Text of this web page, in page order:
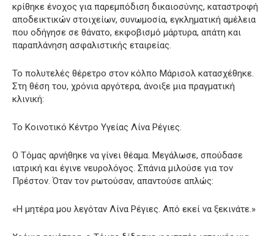
κρίθηκε ένοχος για παρεμπόδιση δικαιοσύνης, καταστροφή
αποδεικτικών στοιχείων, συνωμοσία, εγκληματική αμέλεια
που οδήγησε σε θάνατο, εκφοβισμό μάρτυρα, απάτη και
παραπλάνηση ασφαλιστικής εταιρείας.
Το πολυτελές θέρετρο στον κόλπο Μάρισολ κατασχέθηκε.
Στη θέση του, χρόνια αργότερα, άνοιξε μια πραγματική
κλινική:
Το Κοινοτικό Κέντρο Υγείας Λίνα Ρέγιες.
Ο Τόμας αρνήθηκε να γίνει θέαμα. Μεγάλωσε, σπούδασε
ιατρική και έγινε νευρολόγος. Σπάνια μιλούσε για τον
Πρέστον. Όταν τον ρωτούσαν, απαντούσε απλώς:
«Η μητέρα μου λεγόταν Λίνα Ρέγιες. Από εκεί να ξεκινάτε.»